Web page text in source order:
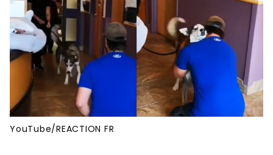
YouTube/REACTION FR